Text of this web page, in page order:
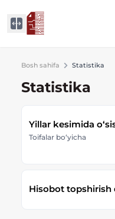
Bosh sahifa Statistika
Statistika
Yillar kesimida
Toifalar boʻyicha
Hisobot topshirish